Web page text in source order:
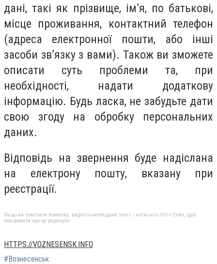
дані, такі як прізвище, ім’я, по батькові,
місце проживання, контактний телефон
(адреса електронної пошти, або інші
засоби зв’язку з вами). Також ви зможете
описати суть проблеми та, при
необхідності, надати додаткову
інформацію. Будь ласка, не забудьте дати
свою згоду на обробку персональних
даних.
Відповідь на звернення буде надіслана
на електрону пошту, вказану при
реєстрації.
Якщо ви помітили помилку, виділіть необхідний текст і натисніть Ctrl + Enter, щоб
повідомити про це редакцію
HTTPS://VOZNESENSK.INFO
#Вознесенськ